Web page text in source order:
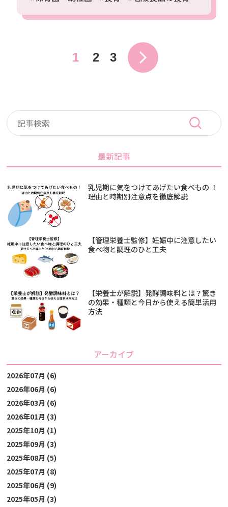
1 2 3
最新記事
乳児期に気をつけてあげたい食べもの ！
理由と時期別注意点を徹底解説
【管理栄養士監修】妊娠中に注意したい
食べ物と調理のひと工夫
【栄養士が解説】発酵調味料とは？驚き
の効果・種類と今日から使える簡単活用
方法
アーカイブ
2026年07月 (6)
2026年06月 (6)
2026年03月 (6)
2026年01月 (3)
2025年10月 (1)
2025年09月 (3)
2025年08月 (5)
2025年07月 (8)
2025年06月 (9)
2025年05月 (3)